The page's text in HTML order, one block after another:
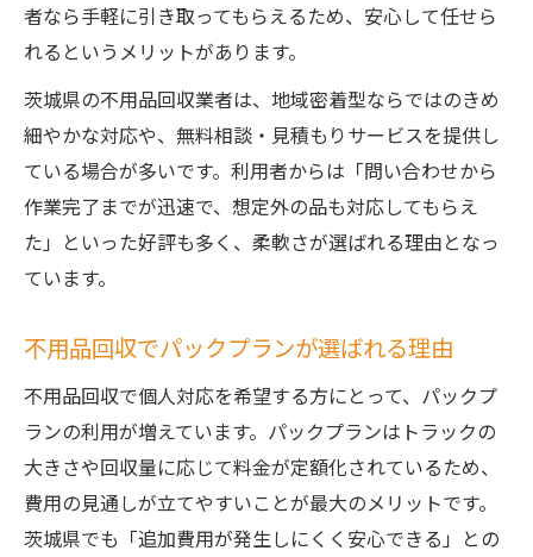
者なら手軽に引き取ってもらえるため、安心して任せら
れるというメリットがあります。
茨城県の不用品回収業者は、地域密着型ならではのきめ
細やかな対応や、無料相談・見積もりサービスを提供し
ている場合が多いです。利用者からは「問い合わせから
作業完了までが迅速で、想定外の品も対応してもらえ
た」といった好評も多く、柔軟さが選ばれる理由となっ
ています。
不用品回収でパックプランが選ばれる理由
不用品回収で個人対応を希望する方にとって、パックプ
ランの利用が増えています。パックプランはトラックの
大きさや回収量に応じて料金が定額化されているため、
費用の見通しが立てやすいことが最大のメリットです。
茨城県でも「追加費用が発生しにくく安心できる」との